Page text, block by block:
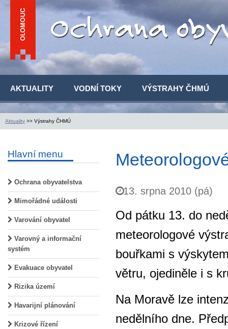
AKTUALITY VODNÍ TOKY VÝSTRAHY ČHMÚ
Aktuality >> Výstrahy ČHMÚ
Hlavní menu
Ochrana obyvatelstva
Mimořádné události
Varování obyvatel
Varovný a informační
systém
Evakuace obyvatel
Rizika území
Havarijní plánování
Krizové řízení
13. srpna 2010 (pá)
Od pátku 13. do
meteorologové
bouřkami s
větru, ojediněle i s
Na Moravě lze
nedělního dne.